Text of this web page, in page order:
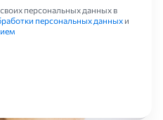
персональных данных в
персональных данных и